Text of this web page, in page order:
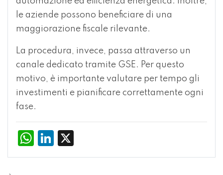
le aziende possono beneficiare di una
maggiorazione fiscale rilevante.
La procedura, invece, passa attraverso un
canale dedicato tramite GSE. Per questo
motivo, è importante valutare per tempo gli
investimenti e pianificare correttamente ogni
fase.
WhatsApp
LinkedIn